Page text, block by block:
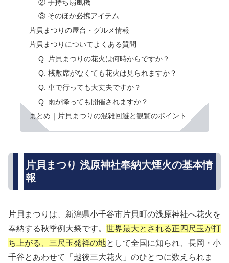
② 手持ち扇風機
③ そのほか必携アイテム
片貝まつりの屋台・グルメ情報
片貝まつりについてよくある質問
Q. 片貝まつりの花火は何時からですか？
Q. 桟敷席がなくても花火は見られますか？
Q. 車で行っても大丈夫ですか？
Q. 雨が降っても開催されますか？
まとめ｜片貝まつりの混雑回避と観覧のポイント
片貝まつり 浅原神社奉納大煙火の基本情
報
片貝まつりは、新潟県小千谷市片貝町の浅原神社へ花火を
奉納する秋季例大祭です。 世界最大とされる正四尺玉が打
ち上がる、三尺玉発祥の地として全国に知られ、長岡・小
千谷とあわせて「越後三大花火」のひとつに数えられま